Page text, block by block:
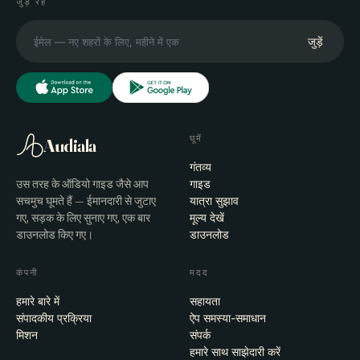
जुड़ें
Audiala
उस तरह के ऑडियो गाइड जैसे आप
सचमुच घूमते हैं — ईमानदारी से जुटाए
गए, सड़क के लिए सुनाए गए, एक बार
डाउनलोड किए गए।
घूमें
गंतव्य
गाइड
यात्रा सुझाव
मूल्य देखें
डाउनलोड
कंपनी
हमारे बारे में
संपादकीय प्रक्रिया
मिशन
मदद
सहायता
ऐप समस्या-समाधान
संपर्क
हमारे साथ साझेदारी करें